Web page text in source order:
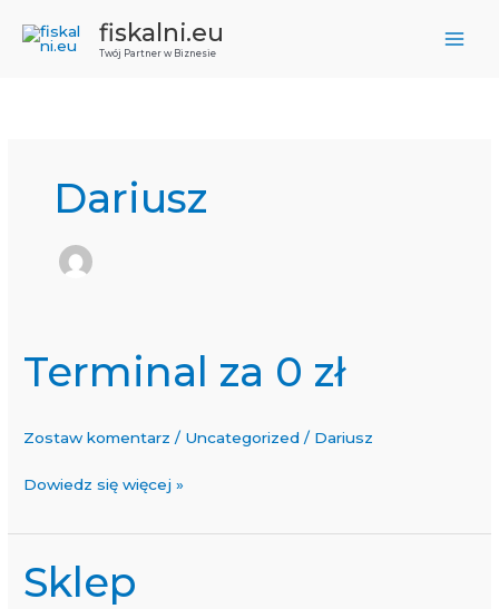
fiskalni.eu
Twój Partner w Biznesie
Dariusz
Terminal za 0 zł
Zostaw komentarz / Uncategorized / Dariusz
Terminal
za
zł
Dowiedz się więcej »
Sklep
Sklep